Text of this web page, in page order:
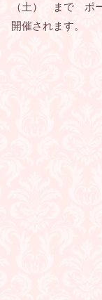
（土） まで ポ
開催されます。